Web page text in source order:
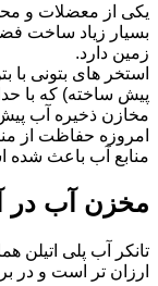
یکی از معضلات و
بسیار زیاد ساخت
زمین دارد.
استخر های بتونی
پیش ساخته) که با
مخازن ذخیره آب پیش
امروزه حفاظت از
منابع آب باعث شده
مخزن آب در
تانکر آب پلی اتیلن
ارزان تر است و در